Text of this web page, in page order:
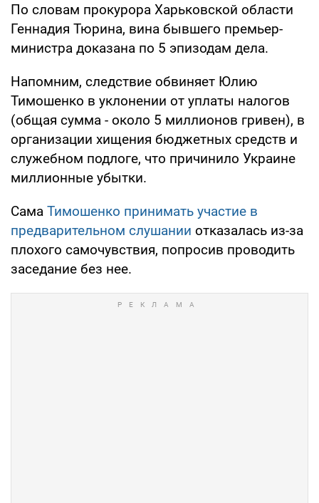
По словам прокурора Харьковской области
Геннадия Тюрина, вина бывшего премьер-
министра доказана по 5 эпизодам дела.
Напомним, следствие обвиняет Юлию
Тимошенко в уклонении от уплаты налогов
(общая сумма - около 5 миллионов гривен), в
организации хищения бюджетных средств и
служебном подлоге, что причинило Украине
миллионные убытки.
Сама Тимошенко принимать участие в
предварительном слушании отказалась из-за
плохого самочувствия, попросив проводить
заседание без нее.